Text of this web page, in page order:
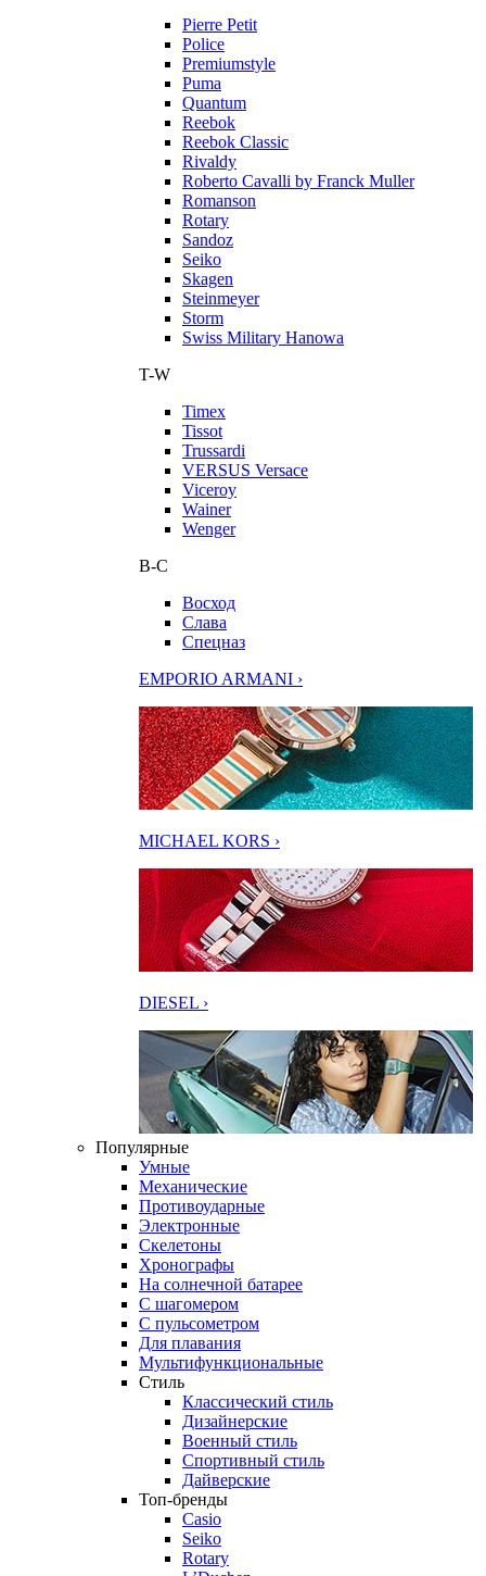
Pierre Petit
Police
Premiumstyle
Puma
Quantum
Reebok
Reebok Classic
Rivaldy
Roberto Cavalli by Franck Muller
Romanson
Rotary
Sandoz
Seiko
Skagen
Steinmeyer
Storm
Swiss Military Hanowa
T-W
Timex
Tissot
Trussardi
VERSUS Versace
Viceroy
Wainer
Wenger
В-С
Восход
Слава
Спецназ
EMPORIO ARMANI ›
MICHAEL KORS ›
DIESEL ›
Популярные
Умные
Механические
Противоударные
Электронные
Скелетоны
Хронографы
На солнечной батарее
С шагомером
С пульсометром
Для плавания
Мультифункциональные
Стиль
Классический стиль
Дизайнерские
Военный стиль
Спортивный стиль
Дайверские
Топ-бренды
Casio
Seiko
Rotary